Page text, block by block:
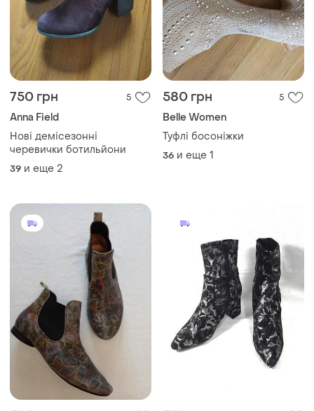
750 грн 5
Anna Field
Нові демісезонні
черевички ботильйони
39 и еще 2
580 грн 5
Belle Women
Туфлі босоніжки
36 и еще 1